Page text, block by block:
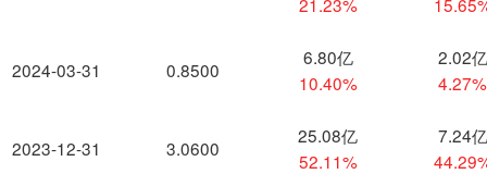
2024-03-31
2023-12-31
0.8500
6.80亿
10.40%
2.02亿
4.27%
3.0600
25.08亿
52.11%
7.24亿